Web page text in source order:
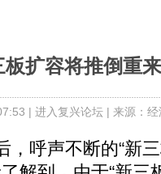
板扩容将推倒重来
| 进入复兴论坛| 来源：
呼声不断的“新三